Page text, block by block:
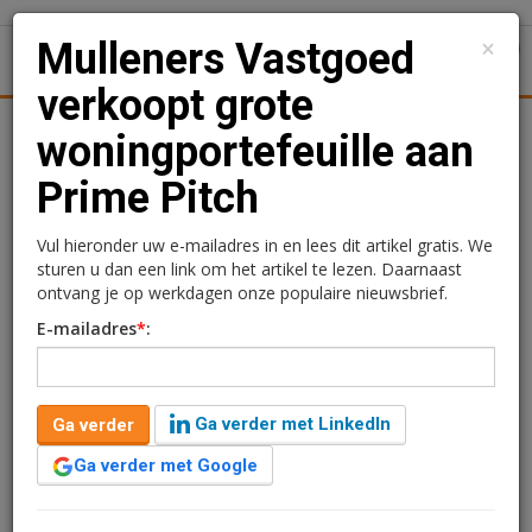
Juridisch | Fiscaal Transacties Werk
Mulleners Vastgoed
verkoopt grote
woningportefeuille aan
Prime Pitch
Rogier Hentenaar
6 december 2017 om 12:07
2 minuten leestijd
Een woningportefeuille bestaande uit 11
×
Mulleners Vastgoed
verkoopt grote
woningportefeuille aan
Prime Pitch
Vul hieronder uw e-mailadres in en lees dit artikel gratis. We
sturen u dan een link om het artikel te lezen. Daarnaast
ontvang je op werkdagen onze populaire nieuwsbrief.
E-mailadres*:
Ga verder
Ga verder met LinkedIn
Ga verder met Google